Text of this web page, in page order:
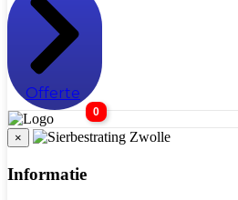
Offerte
0
×
Informatie